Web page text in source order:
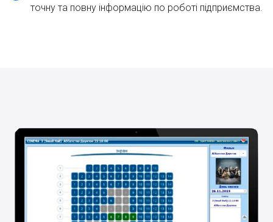
точну та повну інформацію по роботі підприємства.